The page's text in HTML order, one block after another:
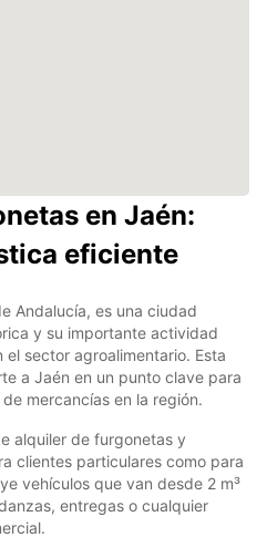
en Jaén:
eficiente
Andalucía, es una ciudad
y su importante actividad
sector agroalimentario. Esta
a Jaén en un punto clave para
mercancías en la región.
alquiler de furgonetas y
clientes particulares como para
vehículos que van desde 2 m³
entregas o cualquier